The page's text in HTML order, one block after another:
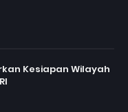
Kesiapan Wilayah